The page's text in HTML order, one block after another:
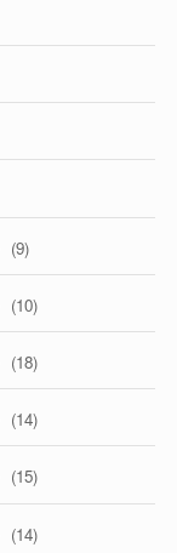
(9)
(10)
(18)
(14)
(15)
(14)